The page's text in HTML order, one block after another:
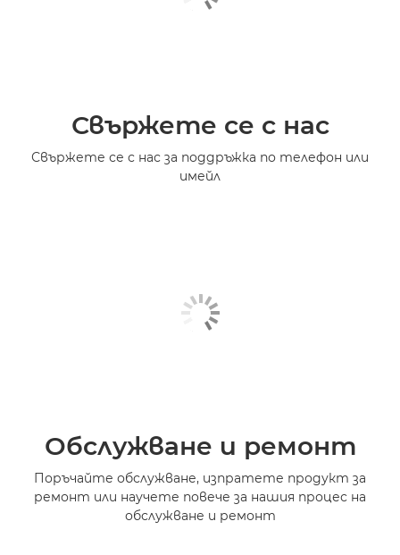
Свържете се с нас
Свържете се с нас за поддръжка по телефон или
имейл
Обслужване и ремонт
Поръчайте обслужване, изпратете продукт за
ремонт или научете повече за нашия процес на
обслужване и ремонт